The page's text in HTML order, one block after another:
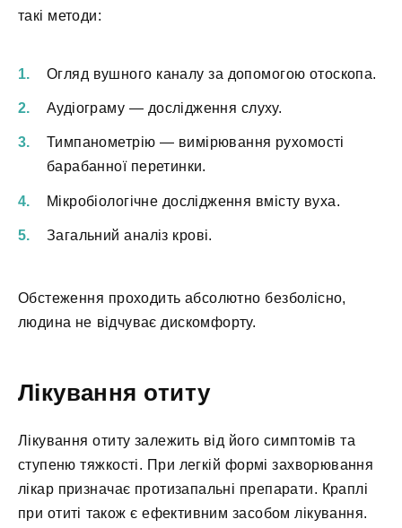
такі методи:
Огляд вушного каналу за допомогою отоскопа.
Аудіограму — дослідження слуху.
Тимпанометрію — вимірювання рухомості
барабанної перетинки.
Мікробіологічне дослідження вмісту вуха.
Загальний аналіз крові.
Обстеження проходить абсолютно безболісно,
людина не відчуває дискомфорту.
Лікування отиту
Лікування отиту залежить від його симптомів та
ступеню тяжкості. При легкій формі захворювання
лікар призначає протизапальні препарати. Краплі
при отиті також є ефективним засобом лікування.